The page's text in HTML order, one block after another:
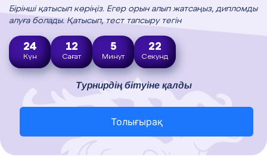
Бірінші қатысып көріңіз. Егер орын алып жатсаңыз, дипломды
алуға болады. Қатысып, тест тапсыру тегін
24
Күн
12
Сағат
5
Минут
21
Секунд
Турнирдің бітуіне қалды
Толығырақ